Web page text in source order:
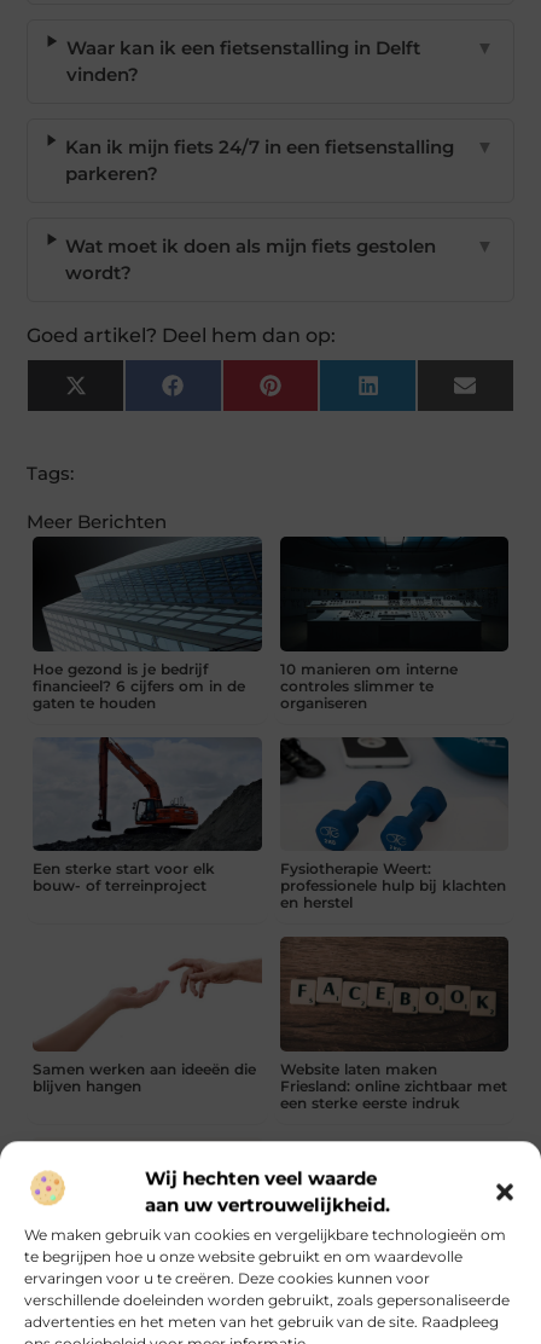
Wij hechten veel waarde
aan uw vertrouwelijkheid.
We maken gebruik van cookies en vergelijkbare technologieën om
te begrijpen hoe u onze website gebruikt en om waardevolle
ervaringen voor u te creëren. Deze cookies kunnen voor
verschillende doeleinden worden gebruikt, zoals gepersonaliseerde
advertenties en het meten van het gebruik van de site. Raadpleeg
Waar kan ik een fietsenstalling in Delft
vinden?
▼
Kan ik mijn fiets 24/7 in een fietsenstalling
parkeren?
▼
Wat moet ik doen als mijn fiets gestolen
wordt?
▼
Goed artikel? Deel hem dan op:
X
(Twitter)
FacebookPinterest LinkedIn Email
Tags:
Meer Berichten
Hoe gezond is je bedrijf
financieel? 6 cijfers om in de
gaten te houden
10 manieren om interne
controles slimmer te
organiseren
Een sterke start voor elk
bouw- of terreinproject
Fysiotherapie Weert:
professionele hulp bij klachten
en herstel
Samen werken aan ideeën die
blijven hangen
Website laten maken
Friesland: online zichtbaar met
een sterke eerste indruk
Technische SEO simpel
uitgelegd
Renovlies inclusief sauzen